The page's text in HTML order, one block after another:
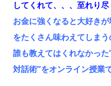
してくれて、、、至れり
お金に強くなると大好き
をたくさん味わえてしま
誰も教えてはくれなかっ
対話術″をオンライン授業